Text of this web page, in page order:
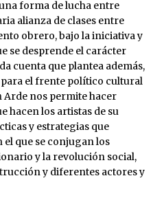
forma de lucha entre
alianza de clases entre
obrero, bajo la iniciativa y
se desprende el carácter
cuenta que plantea además,
el frente político cultural
Arde nos permite hacer
hacen los artistas de su
y estrategias que
el que se conjugan los
y la revolución social,
y diferentes actores y